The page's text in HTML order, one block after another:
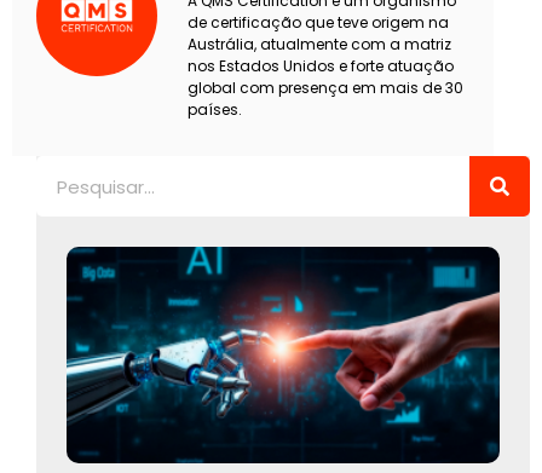
de certificação que teve origem na
Austrália, atualmente com a matriz
nos Estados Unidos e forte atuação
global com presença em mais de 30
países.